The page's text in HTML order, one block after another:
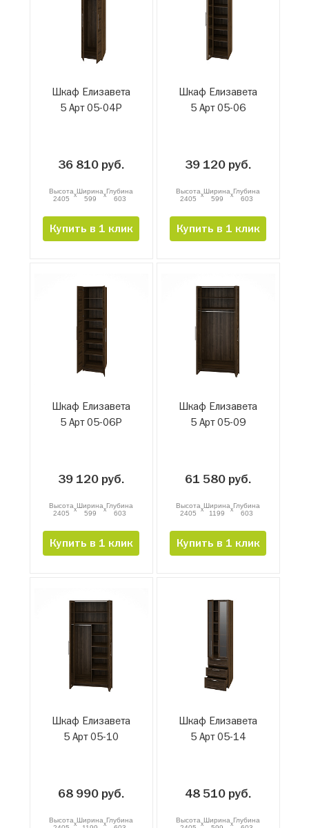
Шкаф Елизавета
5 Арт 05-04Р
36 810 руб.
Высота
2405
xШирина
599
xГлубина
603
Купить в 1 клик
Шкаф Елизавета
5 Арт 05-06
39 120 руб.
Высота
2405
xШирина
599
xГлубина
603
Купить в 1 клик
Шкаф Елизавета
5 Арт 05-06Р
39 120 руб.
Высота
2405
xШирина
599
xГлубина
603
Купить в 1 клик
Шкаф Елизавета
5 Арт 05-09
61 580 руб.
Высота
2405
xШирина
1199
xГлубина
603
Купить в 1 клик
Шкаф Елизавета
5 Арт 05-10
68 990 руб.
ВысотаxШиринаxГлубина
Шкаф Елизавета
5 Арт 05-14
48 510 руб.
ВысотаxШиринаxГлубина